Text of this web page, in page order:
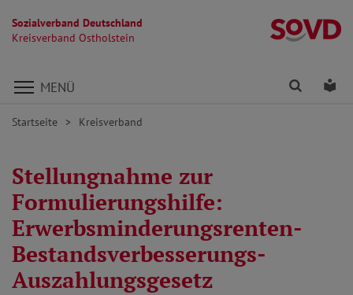
Sozialverband Deutschland
Kreisverband Ostholstein
Direkt zu den Inhalten springen
MENÜ Finden
Startseite Kreisverband
Stellungnahme zur
Formulierungshilfe:
Erwerbsminderungsrenten-
Bestandsverbesserungs-
Auszahlungsgesetz